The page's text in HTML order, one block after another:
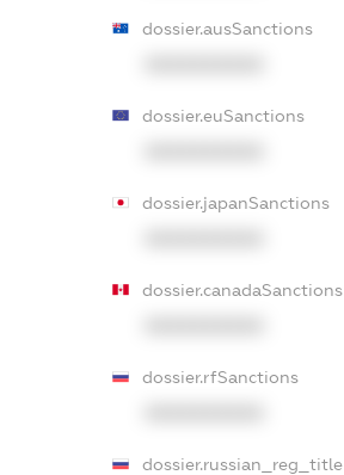
dossier.ausSanctions
dossier.euSanctions
dossier.japanSanctions
dossier.canadaSanctions
dossier.rfSanctions
dossier.russian_reg_title